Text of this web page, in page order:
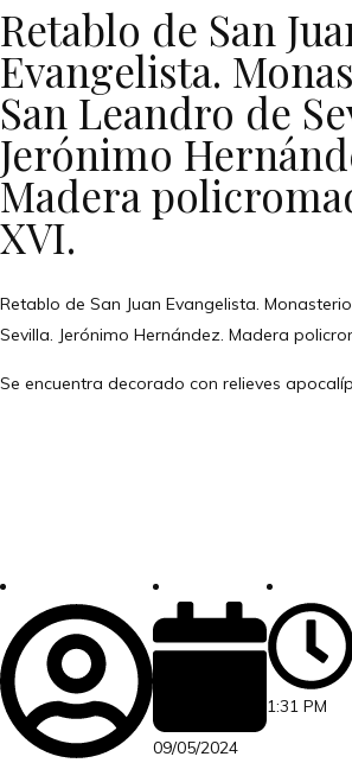
Retablo de San
Evangelista.
San Leandro de
Jerónimo
Madera
XVI.
Retablo de San Juan Evangelista.
Sevilla. Jerónimo Hernández. Madera
Se encuentra decorado con relieves
09/05/2024
1:31 PM